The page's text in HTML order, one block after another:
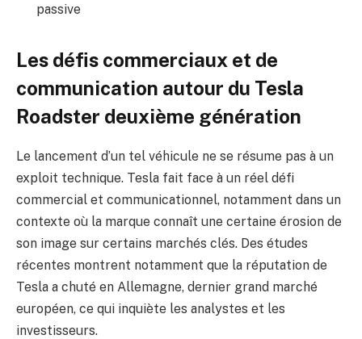
passive
Les défis commerciaux et de
communication autour du Tesla
Roadster deuxième génération
Le lancement d’un tel véhicule ne se résume pas à un
exploit technique. Tesla fait face à un réel défi
commercial et communicationnel, notamment dans un
contexte où la marque connaît une certaine érosion de
son image sur certains marchés clés. Des études
récentes montrent notamment que la réputation de
Tesla a chuté en Allemagne, dernier grand marché
européen, ce qui inquiète les analystes et les
investisseurs.